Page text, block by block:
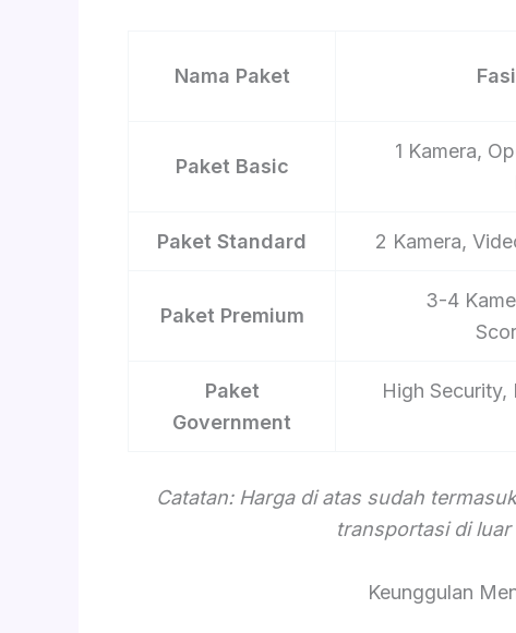
Nama Paket
Paket Basic
1 Kamera,
Paket Standard 2 Kamera,
Paket Premium
3-4
Paket
Government
High
Catatan: Harga di atas sudah
transportasi di
Keunggulan